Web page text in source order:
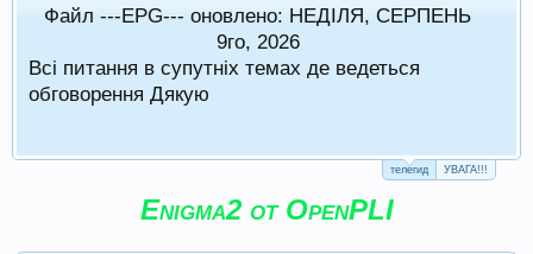
стандартному режимі.
в супутніх темах
Файл ---EPG--- оновлено: НЕДІЛЯ, СЕРПЕНЬ
9го, 2026
Всі питання в супутніх темах де ведеться
обговорення Дякую
телегид УВАГА!!!
Enigma2 от OpenPLI